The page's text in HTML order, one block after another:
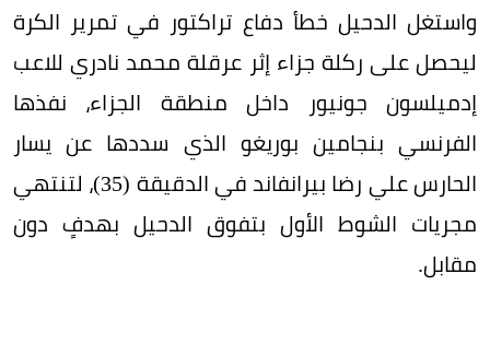
واستغل الدحيل خطأ دفاع تراكتور في تمرير الكرة
ليحصل على ركلة جزاء إثر عرقلة محمد نادري للاعب
إدميلسون جونيور داخل منطقة الجزاء، نفذها
الفرنسي بنجامين بوريغو الذي سددها عن يسار
الحارس علي رضا بيرانفاند في الدقيقة (35)، لتنتهي
مجريات الشوط الأول بتفوق الدحيل بهدفٍ دون
مقابل.